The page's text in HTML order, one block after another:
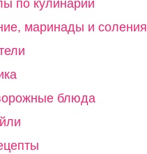
по кулинарии
маринады и соления
блюда